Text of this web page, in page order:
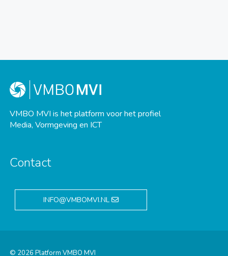
VMBO MVI is het platform voor het profiel
Media, Vormgeving en ICT
Contact
INFO@VMBOMVI.NL
© 2026 Platform VMBO MVI